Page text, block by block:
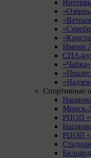
Имени
СПА-
«Чайка»
Спортивные
Минск-
РЦОП
РЦОП